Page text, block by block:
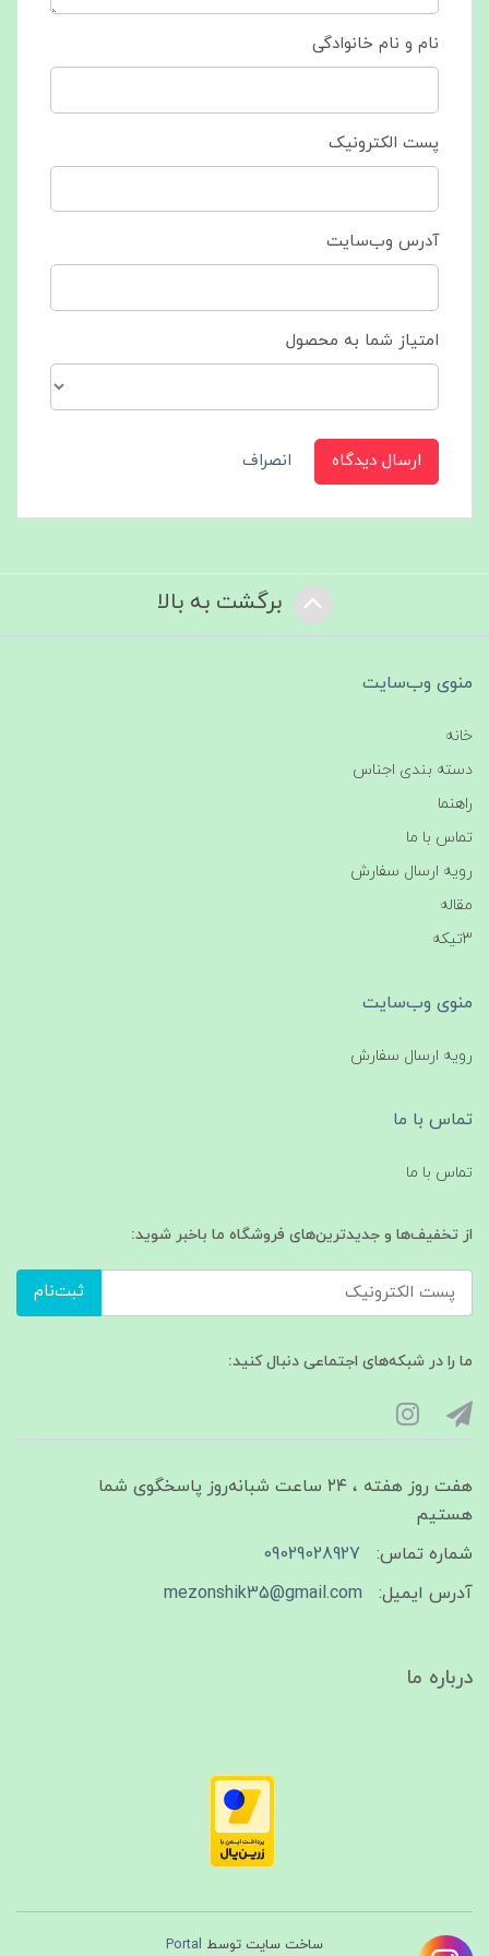
نام و نام خانوادگی
پست الکترونیک
آدرس وب‌سایت
امتیاز شما به محصول
ارسال دیدگاه انصراف
برگشت به بالا
منوی وب‌سایت
خانه
دسته بندی اجناس
راهنما
تماس با ما
رویه ارسال سفارش
مقاله
3تیکه
منوی وب‌سایت
رویه ارسال سفارش
تماس با ما
تماس با ما
از تخفیف‌ها و جدیدترین‌های فروشگاه ما باخبر شوید:
ثبت‌نام
ما را در شبکه‌های اجتماعی دنبال کنید:
هفت روز هفته ، ۲۴ ساعت شبانه‌روز پاسخگوی شما
هستیم
شماره تماس:
09029028927
آدرس ایمیل:
mezonshik35@gmail.com
درباره ما
ساخت سایت توسط Portal